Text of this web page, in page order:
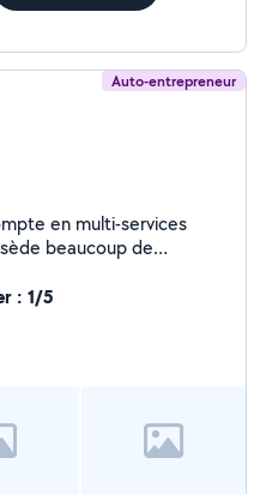
Auto-entrepreneur
en multi-services
beaucoup de
bricolage... Je
gros nettoyages ou du
: 1/5